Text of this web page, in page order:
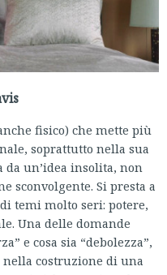
fisico) che mette più
soprattutto nella sua
da un’idea insolita, non
sconvolgente. Si presta a
temi molto seri: potere,
Una delle domande
e cosa sia “debolezza”,
costruzione di una